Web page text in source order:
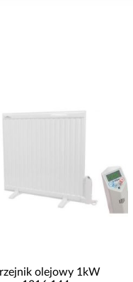
olejowy 1kW